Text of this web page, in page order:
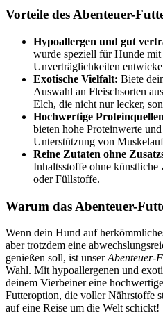
Vorteile des Abenteuer-
Hypoallergen und gut
wurde speziell für Hunde
Unverträglichkeiten
Exotische Vielfalt: Biete
Auswahl an Fleischsorten
Elch, die nicht nur lecker,
Hochwertige
bieten hohe Proteinwerte
Unterstützung von
Reine Zutaten ohne
Inhaltsstoffe ohne künstliche
oder Füllstoffe.
Warum das Abenteuer-
Wenn dein Hund auf
aber trotzdem eine
genießen soll, ist unserAbenteuer-
Wahl. Mit hypoallergenen und
deinem Vierbeiner eine
Futteroption, die voller Nährstoffe
auf eine Reise um die Welt schickt!